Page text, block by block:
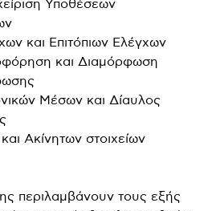
Υποθέσεων
και Επιτόπιων Ελέγχων
και Διαμόρφωση
Μέσων και Δίαυλος
Ακίνητων στοιχείων
περιλαμβάνουν τους εξής